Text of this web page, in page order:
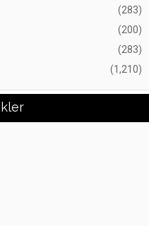
(283)
(200)
(283)
(1,210)